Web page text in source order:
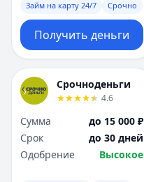
Займ на карту 24/7 Срочно
Получить деньги
Срочноденьги
4.6
Сумма
до 15 000 ₽
Срок
до 30 дней
Одобрение
Высокое